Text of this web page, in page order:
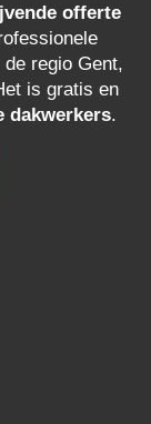
offerte
de regio Gent,
is gratis en
dakwerkers.